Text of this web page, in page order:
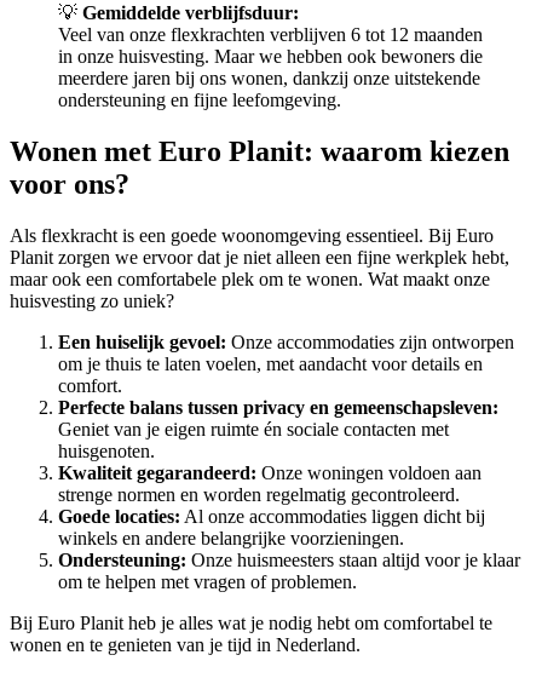
💡 Gemiddelde verblijfsduur:
Veel van onze flexkrachten verblijven 6 tot 12 maanden
in onze huisvesting. Maar we hebben ook bewoners die
meerdere jaren bij ons wonen, dankzij onze uitstekende
ondersteuning en fijne leefomgeving.
Wonen met Euro Planit: waarom kiezen
voor ons?
Als flexkracht is een goede woonomgeving essentieel. Bij Euro
Planit zorgen we ervoor dat je niet alleen een fijne werkplek hebt,
maar ook een comfortabele plek om te wonen. Wat maakt onze
huisvesting zo uniek?
Een huiselijk gevoel: Onze accommodaties zijn ontworpen
om je thuis te laten voelen, met aandacht voor details en
comfort.
Perfecte balans tussen privacy en gemeenschapsleven:
Geniet van je eigen ruimte én sociale contacten met
huisgenoten.
Kwaliteit gegarandeerd: Onze woningen voldoen aan
strenge normen en worden regelmatig gecontroleerd.
Goede locaties: Al onze accommodaties liggen dicht bij
winkels en andere belangrijke voorzieningen.
Ondersteuning: Onze huismeesters staan altijd voor je klaar
om te helpen met vragen of problemen.
Bij Euro Planit heb je alles wat je nodig hebt om comfortabel te
wonen en te genieten van je tijd in Nederland.